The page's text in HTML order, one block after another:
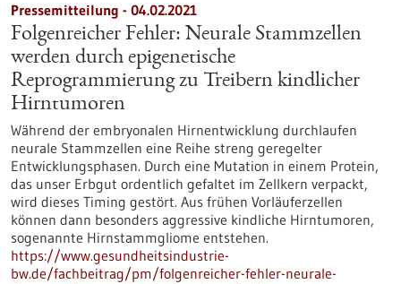
Pressemitteilung - 04.02.2021
Folgenreicher Fehler: Neurale Stammzellen
werden durch epigenetische
Reprogrammierung zu Treibern kindlicher
Hirntumoren
Während der embryonalen Hirnentwicklung durchlaufen
neurale Stammzellen eine Reihe streng geregelter
Entwicklungsphasen. Durch eine Mutation in einem Protein,
das unser Erbgut ordentlich gefaltet im Zellkern verpackt,
wird dieses Timing gestört. Aus frühen Vorläuferzellen
können dann besonders aggressive kindliche Hirntumoren,
sogenannte Hirnstammgliome entstehen.
https://www.gesundheitsindustrie-
bw.de/fachbeitrag/pm/folgenreicher-fehler-neurale-